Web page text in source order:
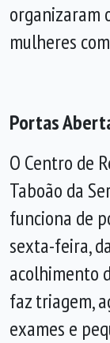
organizaram
mulheres
Portas
O Centro de
Taboão da
funciona de
sexta-feira,
acolhimento
faz triagem,
exames e